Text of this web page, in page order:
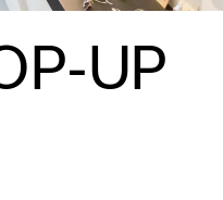
UP